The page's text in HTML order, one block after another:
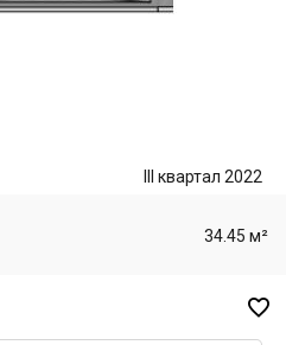
III квартал 2022
34.45 м²
